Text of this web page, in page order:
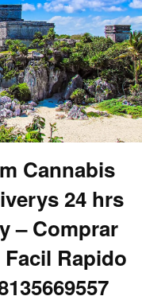
Cannabis
24 hrs
– Comprar
Rapido